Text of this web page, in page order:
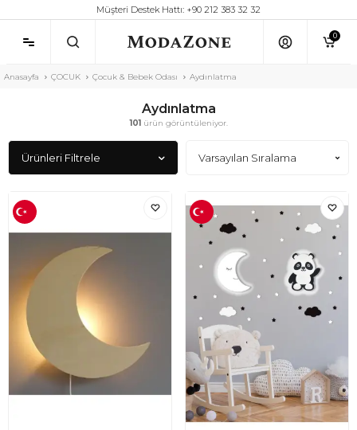
Müşteri Destek Hattı: +90 212 383 32 32
0
Anasayfa ÇOCUK Çocuk & Bebek Odası Aydınlatma
Aydınlatma
101ürün görüntüleniyor.
Ürünleri Filtrele